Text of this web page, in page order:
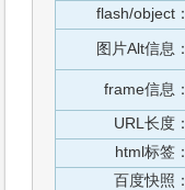
flash/object：
图片Alt信息：
frame信息：
URL长度：
html标签：
百度快照：